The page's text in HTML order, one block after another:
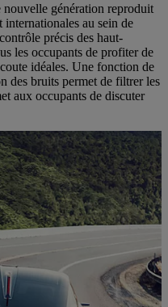
génération reproduit
internationales au sein de
précis des haut-
les occupants de profiter de
idéales. Une fonction de
des bruits permet de filtrer les
aux occupants de discuter